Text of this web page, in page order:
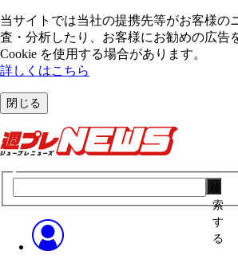
当サイトでは当社の提携先等がお客様の
査・分析したり、お客様にお勧めの広告
Cookie を使⽤する場合があります。
詳しくはこちら
閉じる
索
す
る